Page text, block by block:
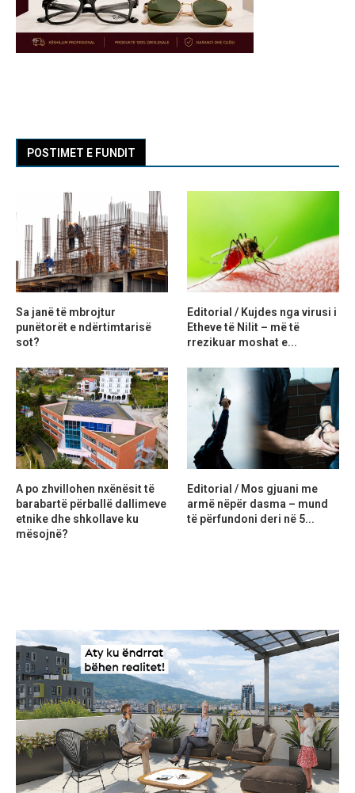
POSTIMET E FUNDIT
Sa janë të mbrojtur
punëtorët e ndërtimtarisë
sot?
Editorial / Kujdes nga virusi i
Etheve të Nilit – më të
rrezikuar moshat e...
A po zhvillohen nxënësit të
barabartë përballë dallimeve
etnike dhe shkollave ku
mësojnë?
Editorial / Mos gjuani me
armë nëpër dasma – mund
të përfundoni deri në 5...